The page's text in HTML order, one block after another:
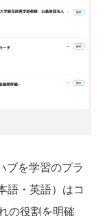
ブを学習のプラ
語・英語）はコ
の役割を明確